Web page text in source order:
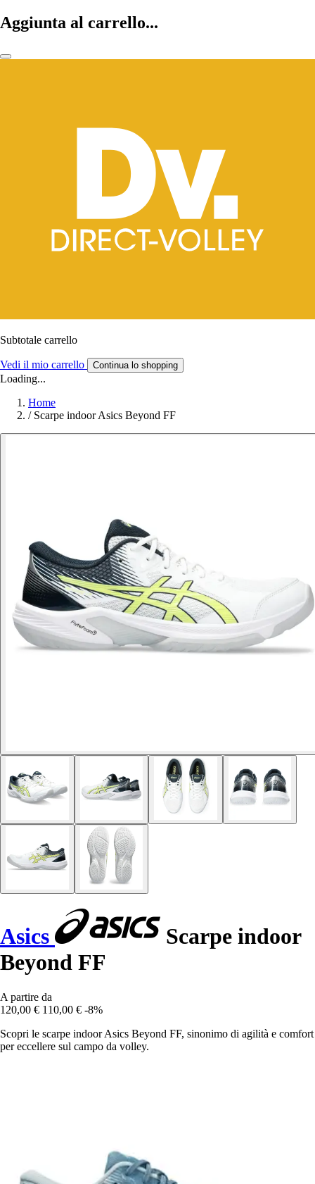
Aggiunta al carrello...
Subtotale carrello
Vedi il mio carrello Continua lo shopping
Loading...
Home
/ Scarpe indoor Asics Beyond FF
Asics
Scarpe indoor
Beyond FF
A partire da
120,00 € 110,00 € -8%
Scopri le scarpe indoor Asics Beyond FF, sinonimo di agilità e comfort
per eccellere sul campo da volley.